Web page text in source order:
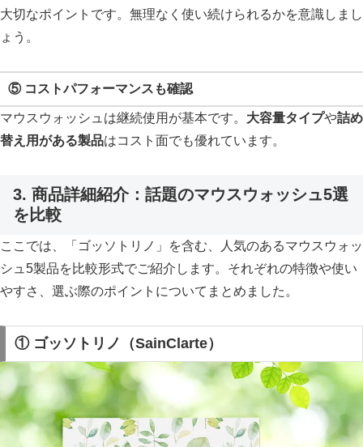
大切なポイントです。無理なく使い続けられるかを意識しまし
ょう。
⑤ コストパフォーマンスも確認
マウスウォッシュは継続使用が基本です。 大容量タイプや詰め
替え用がある製品はコスト面でも優れています。
3. 商品詳細紹介：話題のマウスウォッシュ5選
を比較
ここでは、「ゴッソトリノ」を含む、人気のあるマウスウォッ
シュ5製品を比較形式でご紹介します。それぞれの特徴や使い
やすさ、選ぶ際のポイントについてまとめました。
① ゴッソトリノ（SainClarte）